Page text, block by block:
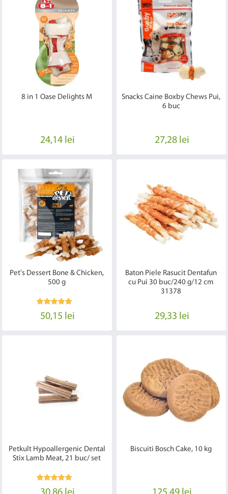
8 in 1 Oase Delights M
24,14 lei
Snacks Caine Boxby Chews Pui,
6 buc
27,28 lei
Pet's Dessert Bone & Chicken,
500 g
50,15 lei
Baton Piele Rasucit Dentafun
cu Pui 30 buc/240 g/12 cm
31378
29,33 lei
Petkult Hypoallergenic Dental
Stix Lamb Meat, 21 buc/ set
Biscuiti Bosch Cake, 10 kg